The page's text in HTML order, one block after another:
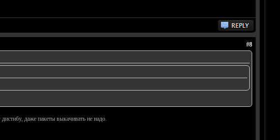
#8
даже пакеты выкачивать не надо.